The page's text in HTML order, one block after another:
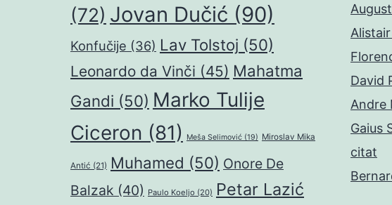
(72) Jovan Dučić (90)
Konfučije (36) Lav Tolstoj (50)
Leonardo da Vinči (45) Mahatma
Gandi (50) Marko Tulije
Ciceron (81) Meša Selimović (19) Miroslav Mika
Antić (21) Muhamed (50) Onore De
Balzak (40) Paulo Koeljo (20) Petar Lazić
David
Andre
Gaius
citat